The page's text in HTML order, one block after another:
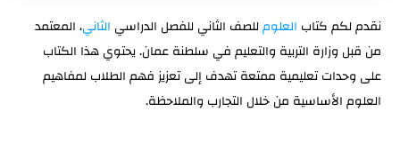
الوحدة الخامسة: الكهرباء
الوحدة السادسة: الأرض والشمس
مهارات الاستقصاء العلمي
نقدم لكم كتاب العلومللصف الثاني للفصل الدراسي الثاني، المعتمد
من قبل وزارة التربية والتعليم في سلطنة عمان. يحتوي هذا الكتاب
على وحدات تعليمية ممتعة تهدف إلى تعزيز فهم الطلاب لمفاهيم
العلوم الأساسية من خلال التجارب والملاحظة.